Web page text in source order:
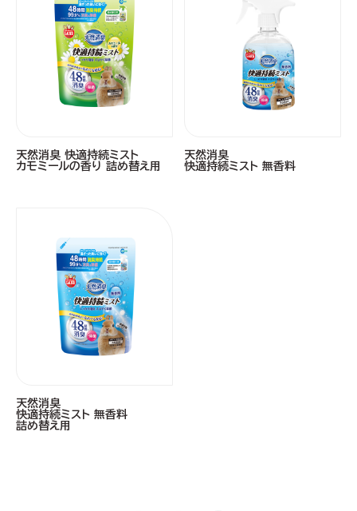
天然消臭 快適持続ミスト
カモミールの香り 詰め替え用
天然消臭
快適持続ミスト 無香料
天然消臭
快適持続ミスト 無香料
詰め替え用